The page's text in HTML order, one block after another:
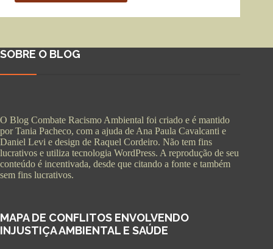
SOBRE O BLOG
O Blog Combate Racismo Ambiental foi criado e é mantido
por Tania Pacheco, com a ajuda de Ana Paula Cavalcanti e
Daniel Levi e design de Raquel Cordeiro. Não tem fins
lucrativos e utiliza tecnologia WordPress. A reprodução de seu
conteúdo é incentivada, desde que citando a fonte e também
sem fins lucrativos.
MAPA DE CONFLITOS ENVOLVENDO
INJUSTIÇA AMBIENTAL E SAÚDE